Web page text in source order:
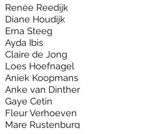
Renée Reedijk
Diane Houdijk
Erna Steeg
Ayda Ibis
Claire de Jong
Loes Hoefnagel
Aniek Koopmans
Anke van Dinther
Gaye Cetin
Fleur Verhoeven
Mare Rustenburg